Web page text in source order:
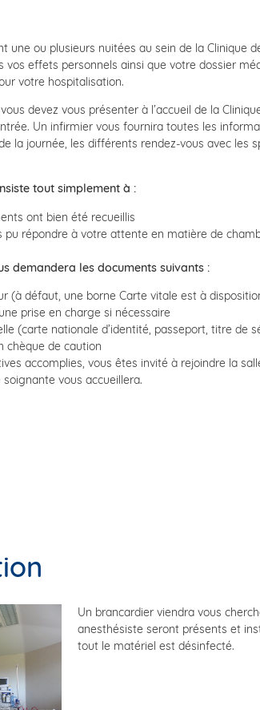
une ou plusieurs nuitées au sein de la Clinique
vos effets personnels ainsi que votre dossier
votre hospitalisation.
devez vous présenter à l’accueil de la
Un infirmier vous fournira toutes les
la journée, les différents rendez-vous avec les
tout simplement à :
ont bien été recueillis
pu répondre à votre attente en matière de
demandera les documents suivants :
(à défaut, une borne Carte vitale est à
prise en charge si nécessaire
(carte nationale d’identité, passeport, titre de
chèque de caution
accomplies, vous êtes invité à rejoindre la
soignante vous accueillera.
Un brancardier viendra vous
anesthésiste seront présents et
tout le matériel est désinfecté.